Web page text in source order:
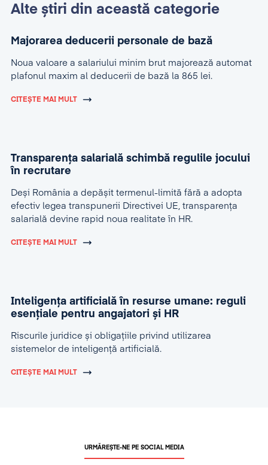
Alte știri din această categorie
Majorarea deducerii personale de bază
Noua valoare a salariului minim brut majorează automat
plafonul maxim al deducerii de bază la 865 lei.
CITEȘTE MAI MULT
Transparența salarială schimbă regulile jocului
în recrutare
Deși România a depășit termenul-limită fără a adopta
efectiv legea transpunerii Directivei UE, transparența
salarială devine rapid noua realitate în HR.
CITEȘTE MAI MULT
Inteligența artificială în resurse umane: reguli
esențiale pentru angajatori și HR
Riscurile juridice și obligațiile privind utilizarea
sistemelor de inteligență artificială.
CITEȘTE MAI MULT
URMĂREȘTE-NE PE SOCIAL MEDIA